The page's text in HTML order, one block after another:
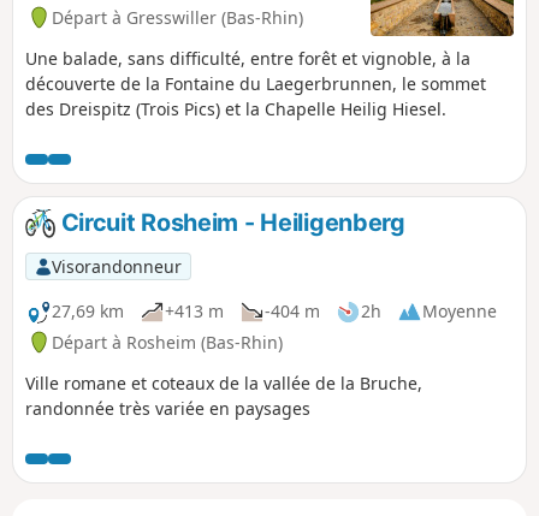
Départ à Gresswiller (Bas-Rhin)
Une balade, sans difficulté, entre forêt et vignoble, à la
découverte de la Fontaine du Laegerbrunnen, le sommet
des Dreispitz (Trois Pics) et la Chapelle Heilig Hiesel.
Circuit Rosheim - Heiligenberg
Visorandonneur
27,69 km
+413 m -404 m 2h
Moyenne
Départ à Rosheim (Bas-Rhin)
Ville romane et coteaux de la vallée de la Bruche,
randonnée très variée en paysages